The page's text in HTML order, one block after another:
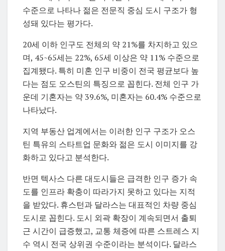
수준으로 나타나 젊은 전문직 중심 도시 구조가 형
성돼 있다는 평가다.
20세 이하 인구도 전체의 약 21%를 차지하고 있으
며, 45~65세는 22%, 65세 이상은 약 11% 수준으로
집계됐다. 특히 미혼 인구 비중이 전국 평균보다 높
다는 점도 오스틴의 특징으로 꼽힌다. 전체 인구 가
운데 기혼자는 약 39.6%, 미혼자는 60.4% 수준으로
나타났다.
지역 부동산 업계에서는 이러한 인구 구조가 오스
틴 특유의 스타트업 문화와 젊은 도시 이미지를 강
화하고 있다고 분석한다.
반면 텍사스 다른 대도시들은 급격한 인구 증가 속
도를 인프라 확충이 따라가지 못하고 있다는 지적
을 받았다. 휴스턴과 달라스는 대표적인 차량 중심
도시로 꼽힌다. 도시 외곽 확장이 계속되면서 출퇴
근 시간이 급증했고, 교통 체증에 따른 스트레스 지
수 역시 전국 상위권 수준이라는 분석이다. 달라스